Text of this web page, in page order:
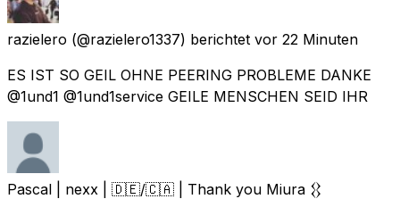
razielero (@razielero1337) berichtet vor 22 Minuten
ES IST SO GEIL OHNE PEERING PROBLEME DANKE
@1und1 @1und1service GEILE MENSCHEN SEID IHR
Pascal | nexx | 🇩🇪/🇨🇦 | Thank you Miura 𒌐